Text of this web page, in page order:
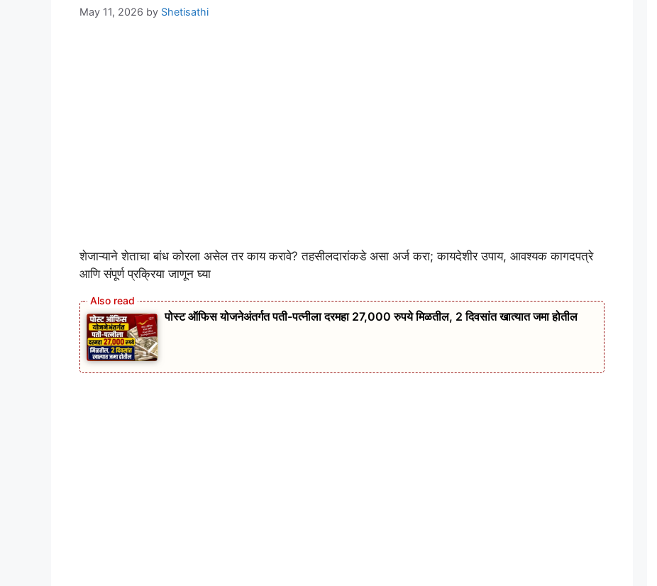
May 11, 2026 by Shetisathi
शेजाऱ्याने शेताचा बांध कोरला असेल तर काय करावे? तहसीलदारांकडे असा अर्ज करा; कायदेशीर उपाय, आवश्यक कागदपत्रे
आणि संपूर्ण प्रक्रिया जाणून घ्या
पोस्ट ऑफिस योजनेअंतर्गत पती-पत्नीला दरमहा 27,000 रुपये मिळतील, 2 दिवसांत खात्यात जमा होतील